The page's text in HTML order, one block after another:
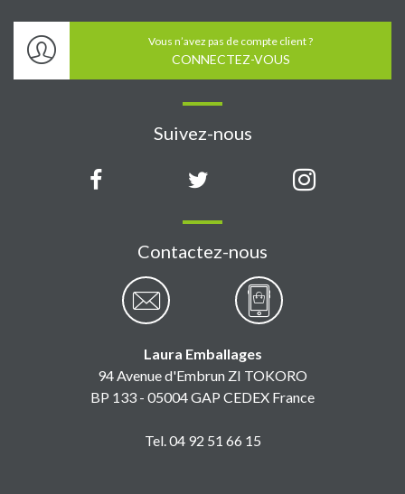
Vous n’avez pas de compte client ?
CONNECTEZ-VOUS
Suivez-nous
Contactez-nous
Laura Emballages
94 Avenue d'Embrun ZI TOKORO
BP 133 - 05004 GAP CEDEX France
Tel. 04 92 51 66 15